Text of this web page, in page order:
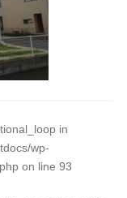
in
wp-
on line 93